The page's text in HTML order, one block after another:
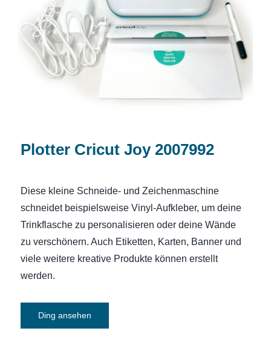
Plotter Cricut Joy 2007992
Plotter Cricut Joy 2007992
Diese kleine Schneide- und Zeichenmaschine
schneidet beispielsweise Vinyl-Aufkleber, um deine
Trinkflasche zu personalisieren oder deine Wände
zu verschönern. Auch Etiketten, Karten, Banner und
viele weitere kreative Produkte können erstellt
werden.
Ding ansehen